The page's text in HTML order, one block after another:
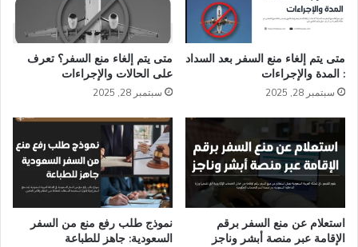
متى يتم إلغاء منع السفر بعد السداد
: المدة والإجراءات
سبتمبر 28, 2025
متى يتم إلغاء منع السفر؟ تعرف
على الحالات والإجراءات
سبتمبر 28, 2025
استعلام عن منع السفر برقم
الإقامة عبر منصة أبشر وناجز
نموذج طلب رفع منع من السفر
السعودية: جاهز للطباعة